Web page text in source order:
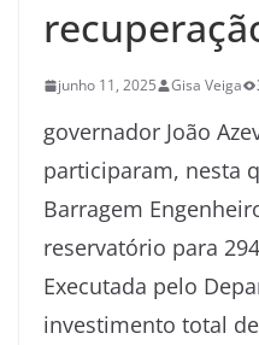
junho 11, 2025 Gisa Veiga
governador João
participaram, nesta
Barragem
reservatório para
Executada pelo
investimento total